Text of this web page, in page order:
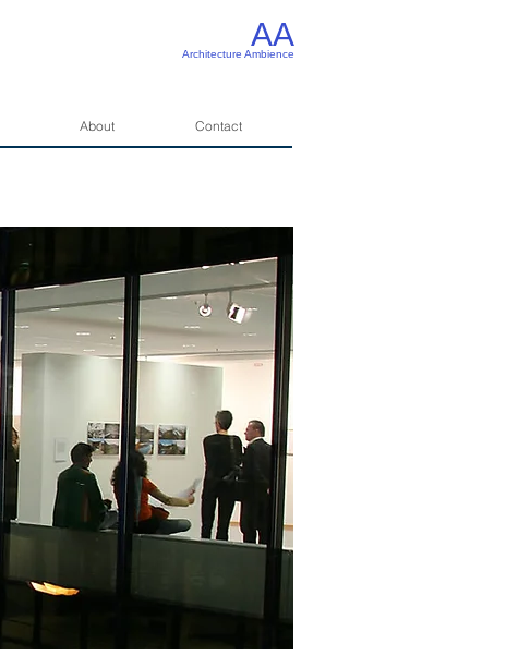
AA
Architecture Ambience
About Contact